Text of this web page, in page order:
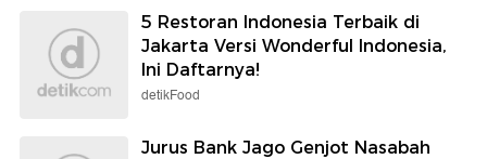
5 Restoran Indonesia Terbaik di
Jakarta Versi Wonderful Indonesia,
Ini Daftarnya!
detikFood
Jurus Bank Jago Genjot Nasabah